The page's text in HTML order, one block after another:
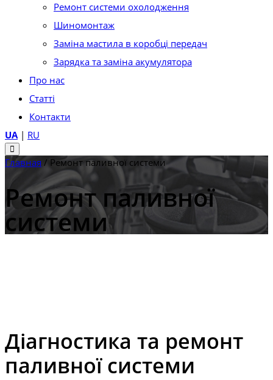
Ремонт системи охолодження
Шиномонтаж
Заміна мастила в коробці передач
Зарядка та заміна акумулятора
Про нас
Статті
Контакти
UA| RU
Главная / Ремонт паливної системи
Ремонт паливної
системи
Діагностика та ремонт
паливної системи